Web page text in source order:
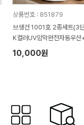
상품번호 : 851879
브생건 1001호 2종세트(3
K컬러UV암막완전자동우산
0g 베어자수타올수건)
10,000원